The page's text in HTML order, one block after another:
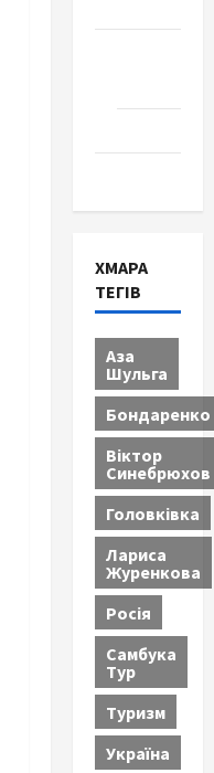
ХМАРА
ТЕГІВ
Аза
Шульга
Бондаренко
Віктор
Синебрюхов
Головківка
Лариса
Журенкова
Росія
Самбука
Тур
Туризм
Україна